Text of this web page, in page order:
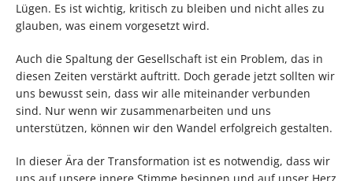
Lügen. Es ist wichtig, kritisch zu bleiben und nicht alles zu
glauben, was einem vorgesetzt wird.
Auch die Spaltung der Gesellschaft ist ein Problem, das in
diesen Zeiten verstärkt auftritt. Doch gerade jetzt sollten wir
uns bewusst sein, dass wir alle miteinander verbunden
sind. Nur wenn wir zusammenarbeiten und uns
unterstützen, können wir den Wandel erfolgreich gestalten.
In dieser Ära der Transformation ist es notwendig, dass wir